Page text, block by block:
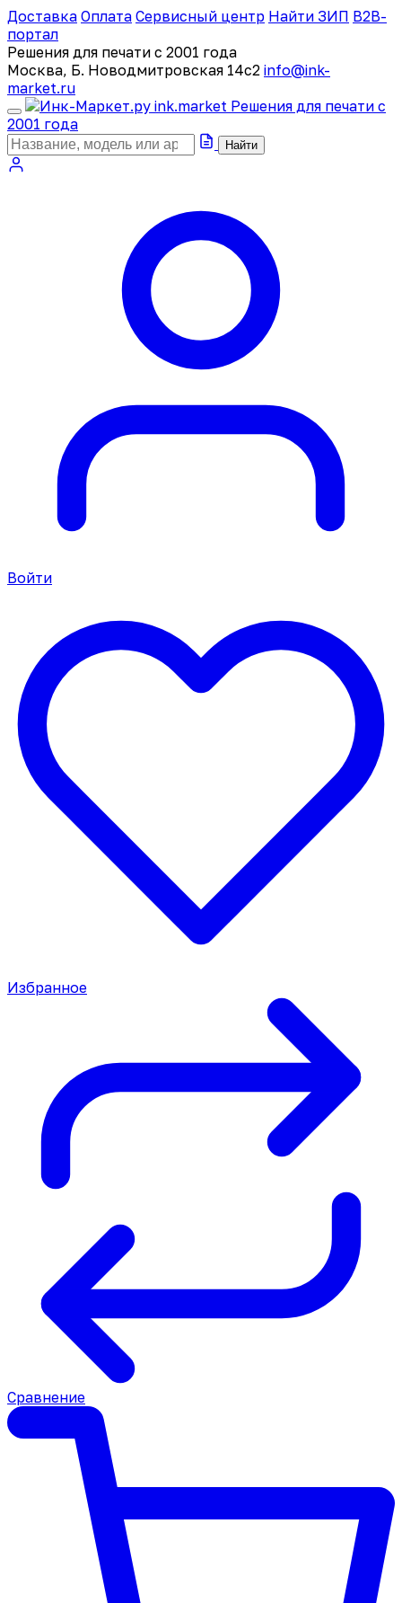
Доставка Оплата Сервисный центр Найти ЗИП B2B-
портал
Решения для печати с 2001 года
Москва, Б. Новодмитровская 14с2 info@ink-
market.ru
ink.market Решения для печати с
2001 года
Найти
Войти
Избранное
Сравнение